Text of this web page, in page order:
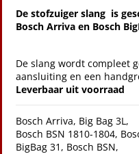
De stofzuiger slang is
Bosch Arriva en Bosch
De slang wordt compleet
aansluiting en een
Leverbaar uit voorraad
Bosch Arriva, Big Bag 3L,
Bosch BSN 1810-1804,
BigBag 31, Bosch BSN,